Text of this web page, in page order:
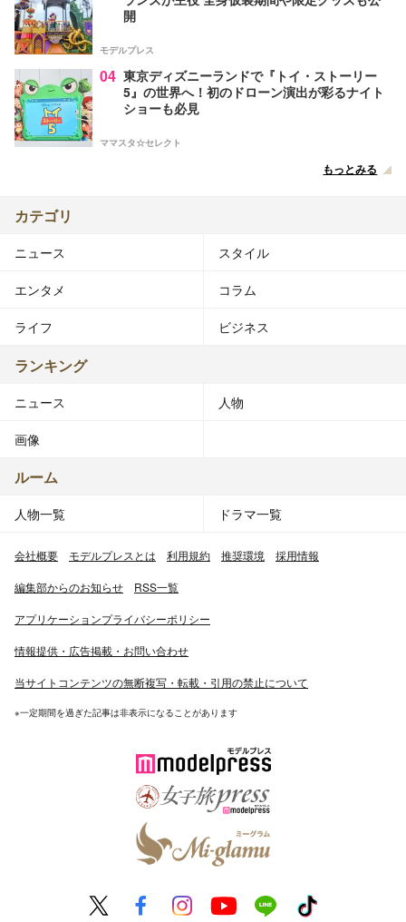
開
モデルプレス
04 東京ディズニーランドで『トイ・ストーリー
5』の世界へ！初のドローン演出が彩るナイト
ショーも必見
ママスタ☆セレクト
もっとみる
カテゴリ
ニュース スタイル
エンタメ コラム
ライフ ビジネス
ランキング
ニュース 人物
画像
ルーム
人物一覧 ドラマ一覧
会社概要 モデルプレスとは 利用規約 推奨環境 採用情報
編集部からのお知らせ RSS一覧
アプリケーションプライバシーポリシー
情報提供・広告掲載・お問い合わせ
当サイトコンテンツの無断複写・転載・引用の禁止について
※一定期間を過ぎた記事は非表示になることがあります